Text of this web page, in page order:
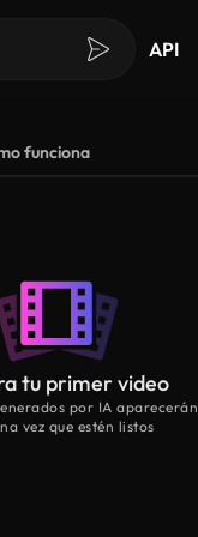
API
funciona
tu primer video
por IA aparecerán
vez que estén listos